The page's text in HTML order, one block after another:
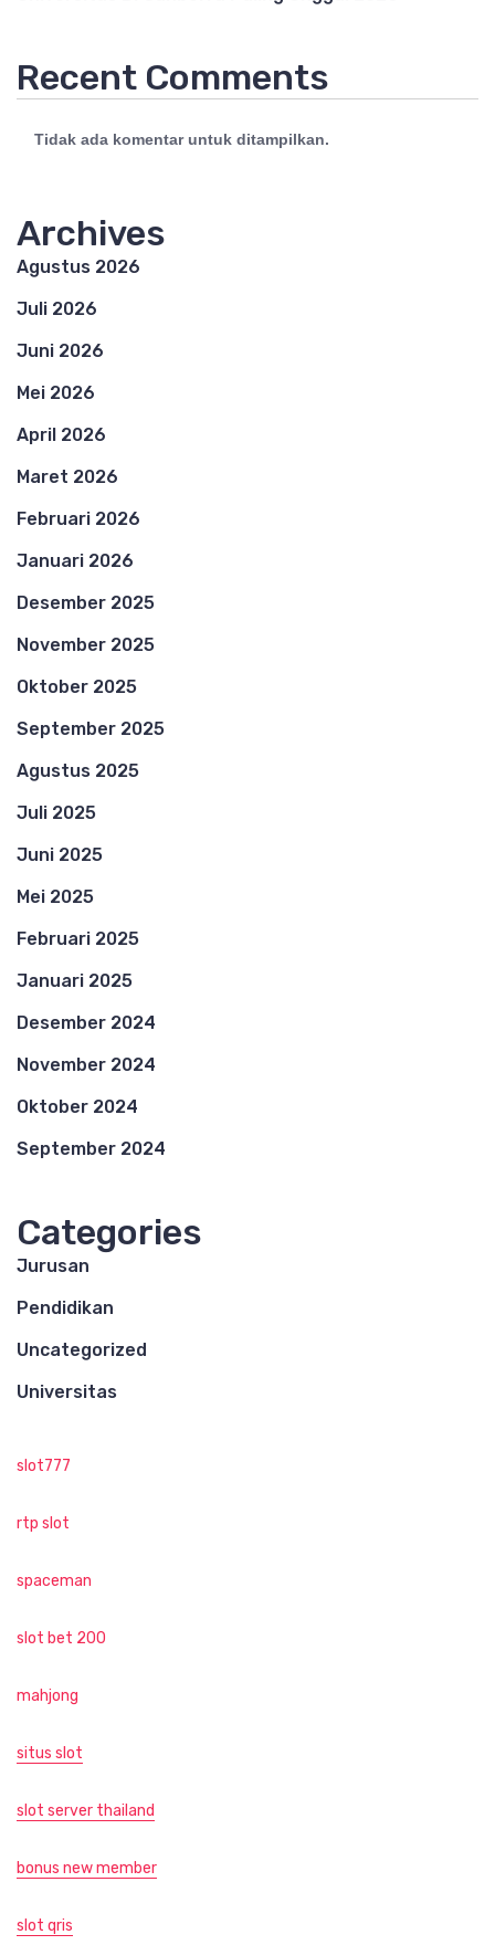
Recent Comments
Tidak ada komentar untuk ditampilkan.
Archives
Agustus 2026
Juli 2026
Juni 2026
Mei 2026
April 2026
Maret 2026
Februari 2026
Januari 2026
Desember 2025
November 2025
Oktober 2025
September 2025
Agustus 2025
Juli 2025
Juni 2025
Mei 2025
Februari 2025
Januari 2025
Desember 2024
November 2024
Oktober 2024
September 2024
Categories
Jurusan
Pendidikan
Uncategorized
Universitas
slot777
rtp slot
spaceman
slot bet 200
mahjong
situs slot
slot server thailand
bonus new member
slot qris